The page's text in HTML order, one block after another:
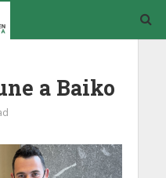
a Baiko